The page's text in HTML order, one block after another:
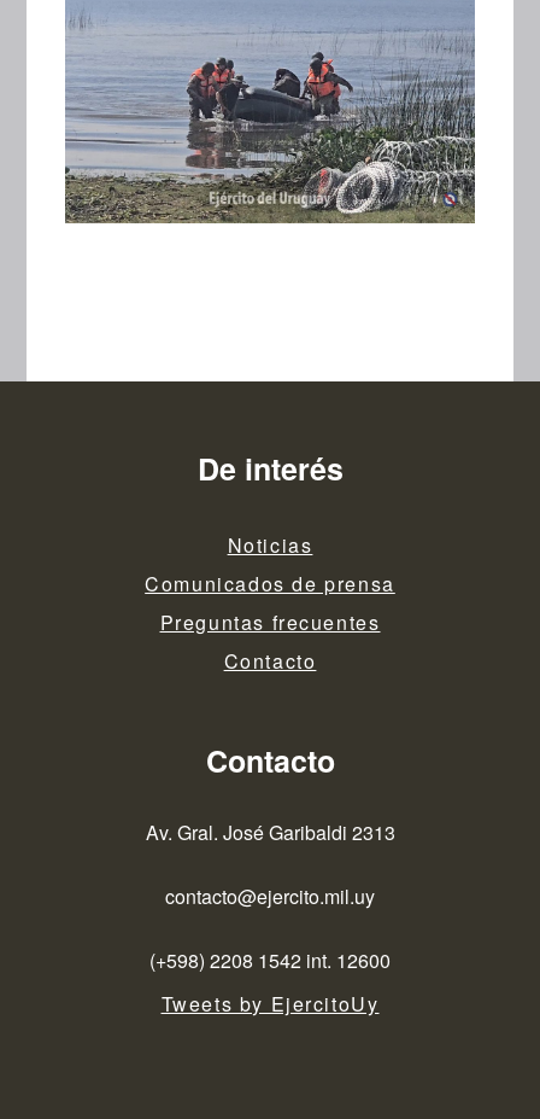
De interés
Noticias
Comunicados de prensa
Preguntas frecuentes
Contacto
Contacto
Av. Gral. José Garibaldi 2313
contacto@ejercito.mil.uy
(+598) 2208 1542 int. 12600
Tweets by EjercitoUy